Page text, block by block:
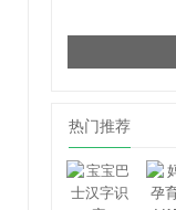
热门推荐